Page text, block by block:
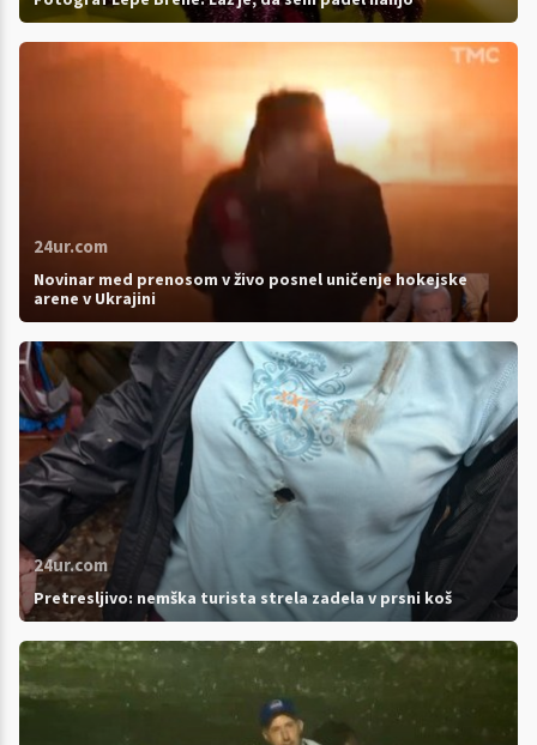
24ur.com
Novinar med prenosom v živo posnel uničenje hokejske
arene v Ukrajini
24ur.com
Pretresljivo: nemška turista strela zadela v prsni koš